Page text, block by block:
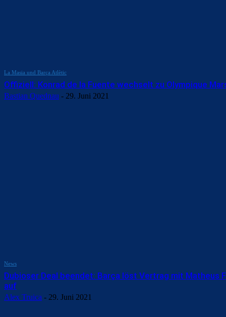
La Masia und Barça Atlètic
Offiziell: Konrad de la Fuente wechselt zu Olympique
Bastian Quednau - 29. Juni 2021
News
Dubioser Deal beendet: Barça löst Vertrag mit Matheus
auf
Alex Truica - 29. Juni 2021